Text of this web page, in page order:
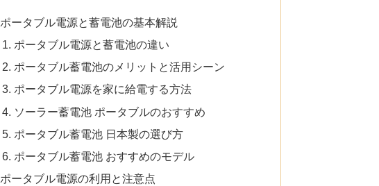
ポータブル電源と蓄電池の基本解説
ポータブル電源と蓄電池の違い
ポータブル蓄電池のメリットと活用シーン
ポータブル電源を家に給電する方法
ソーラー蓄電池 ポータブルのおすすめ
ポータブル蓄電池 日本製の選び方
ポータブル蓄電池 おすすめのモデル
ポータブル電源の利用と注意点